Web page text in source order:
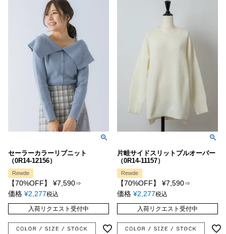
セーラーカラーリブニット
（0R14-12156）
Rewde
【70%OFF】 ¥7,590⇒
価格 ¥2,277税込
入荷リクエスト受付中
片畦サイドスリットプルオーバー
（0R14-11157）
Rewde
【70%OFF】 ¥7,590⇒
価格 ¥2,277税込
入荷リクエスト受付中